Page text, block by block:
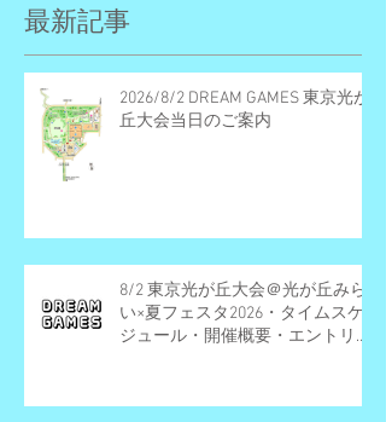
最新記事
2026/8/2 DREAM GAMES 東京光が
丘大会当日のご案内
8/2 東京光が丘大会＠光が丘みら
い×夏フェスタ2026・タイムスケ
ジュール・開催概要・エントリー